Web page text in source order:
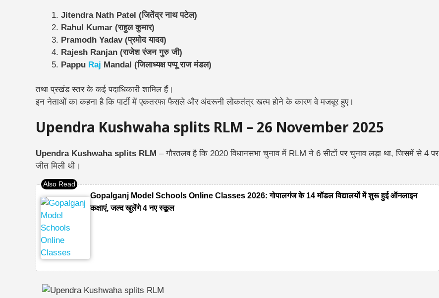
Jitendra Nath Patel (जितेंद्र नाथ पटेल)
Rahul Kumar (राहुल कुमार)
Pramodh Yadav (प्रमोद यादव)
Rajesh Ranjan (राजेश रंजन गुरु जी)
Pappu Raj Mandal (जिलाध्यक्ष पप्पू राज मंडल)
तथा प्रखंड स्तर के कई पदाधिकारी शामिल हैं।
इन नेताओं का कहना है कि पार्टी में एकतरफा फैसले और अंदरूनी लोकतंत्र खत्म होने के कारण वे मजबूर हुए।
Upendra Kushwaha splits RLM – 26 November 2025
Upendra Kushwaha splits RLM – गौरतलब है कि 2020 विधानसभा चुनाव में RLM ने 6 सीटों पर चुनाव लड़ा था, जिसमें से 4 पर
जीत मिली थी।
Gopalganj Model Schools Online Classes 2026: गोपालगंज के 14 मॉडल विद्यालयों में शुरू हुई ऑनलाइन
कक्षाएं, जल्द खुलेंगे 4 नए स्कूल